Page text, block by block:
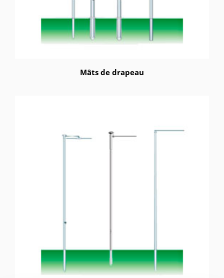
Mâts de drapeau